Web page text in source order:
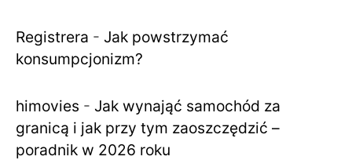
Registrera - Jak powstrzymać
konsumpcjonizm?
himovies - Jak wynająć samochód za
granicą i jak przy tym zaoszczędzić –
poradnik w 2026 roku